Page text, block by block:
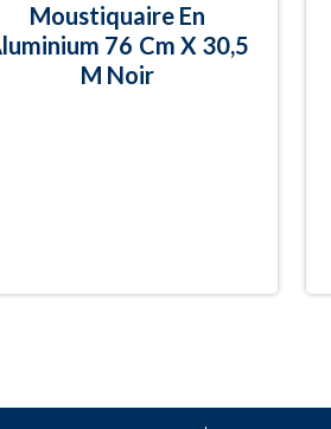
Moustiquaire En
76 Cm X 30,5
M Noir